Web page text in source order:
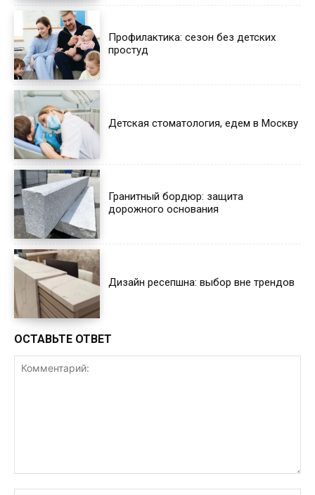
Профилактика: сезон без детских
простуд
Детская стоматология, едем в Москву
Гранитный бордюр: защита
дорожного основания
Дизайн ресепшна: выбор вне трендов
ОСТАВЬТЕ ОТВЕТ